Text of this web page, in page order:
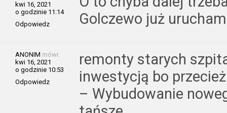
kwi 16, 2021
o godzinie 11:14
Odpowiedz
Golczewo już
ANONIM mówi:
kwi 16, 2021
o godzinie 10:53
Odpowiedz
remonty starych
inwestycją bo
– Wybudowanie